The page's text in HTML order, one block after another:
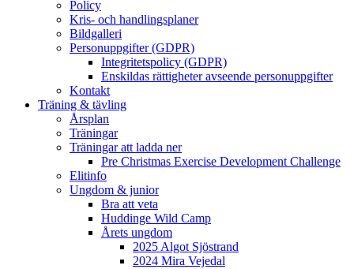
Policy
Kris- och handlingsplaner
Bildgalleri
Personuppgifter (GDPR)
Integritetspolicy (GDPR)
Enskildas rättigheter avseende personuppgifter
Kontakt
Träning & tävling
Årsplan
Träningar
Träningar att ladda ner
Pre Christmas Exercise Development Challenge
Elitinfo
Ungdom & junior
Bra att veta
Huddinge Wild Camp
Årets ungdom
2025 Algot Sjöstrand
2024 Mira Vejedal